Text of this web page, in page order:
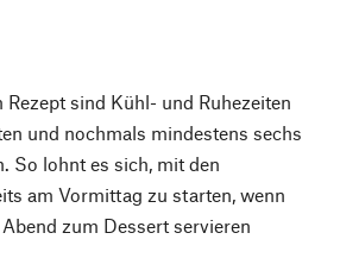
sind Kühl- und Ruhezeiten
und nochmals mindestens sechs
So lohnt es sich, mit den
am Vormittag zu starten, wenn
zum Dessert servieren